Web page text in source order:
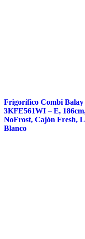
Frigorífico Combi Balay
3KFE561WI – E,
NoFrost, Cajón Fresh,
Blanco